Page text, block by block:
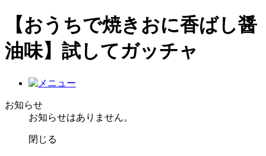
【おうちで焼きおに香ばし醤
油味】試してガッチャ
お知らせ
お知らせはありません。
閉じる